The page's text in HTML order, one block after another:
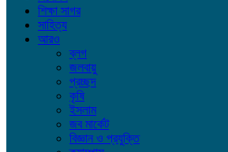
শিক্ষা সাগর
সাহিত্য
আরও
ব্লগ
জলবায়ু
প্রচ্ছদ
কৃষি
ইসলাম
জব মার্কেট
বিজ্ঞান ও প্রযুক্তি